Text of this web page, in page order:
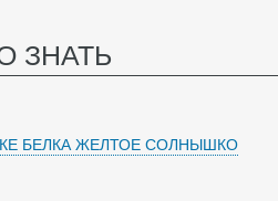
ЗНАТЬ
БЕЛКА ЖЕЛТОЕ СОЛНЫШКО